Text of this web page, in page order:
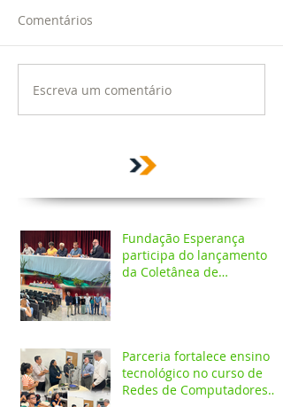
Comentários
Escreva um comentário
Fundação Esperança
participa do lançamento
da Coletânea de
ambiente
Parceria fortalece ensino
tecnológico no curso de
Redes de Computadores